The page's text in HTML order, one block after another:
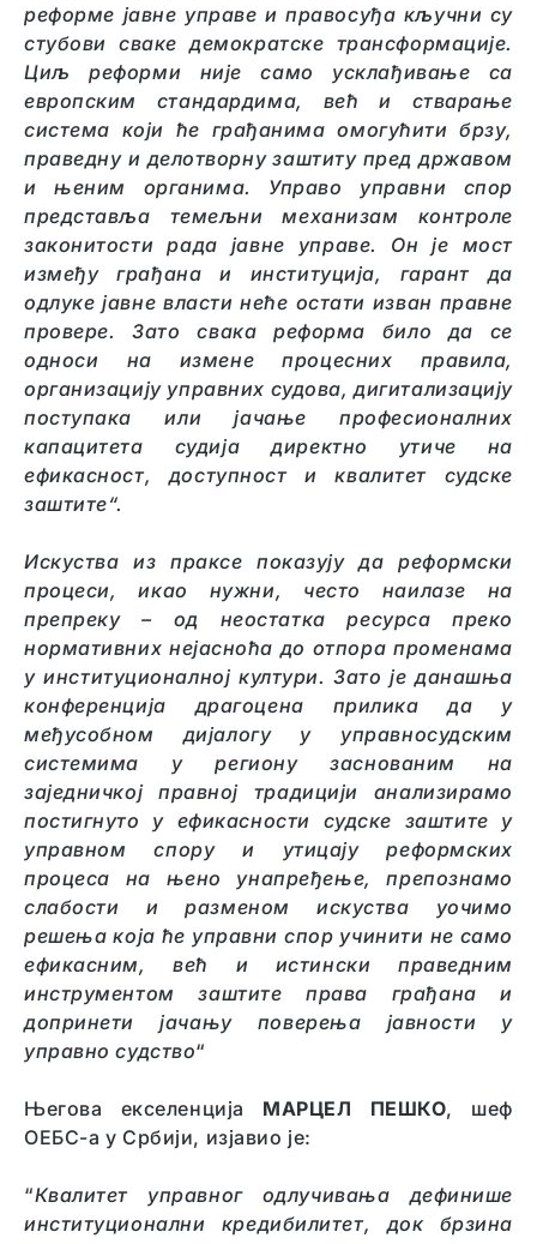
реформе јавне управе и правосуђа кључни су
стубови сваке демократске трансформације.
Циљ реформи није само усклађивање са
европским стандардима, већ и стварање
система који ће грађанима омогућити брзу,
праведну и делотворну заштиту пред државом
и њеним органима. Управо управни спор
представља темељни механизам контроле
законитости рада јавне управе. Он је мост
између грађана и институција, гарант да
одлуке јавне власти неће остати изван правне
провере. Зато свака реформа било да се
односи на измене процесних правила,
организацију управних судова, дигитализацију
поступака или јачање професионалних
капацитета судија директно утиче на
ефикасност, доступност и квалитет судске
заштите“.
Искуства из праксе показују да реформски
процеси, икао нужни, често наилазе на
препреку – од неостатка ресурса преко
нормативних нејасноћа до отпора променама
у институционалној култури. Зато је данашња
конференција драгоцена прилика да у
међусобном дијалогу у управносудским
системима у региону заснованим на
заједничкој правној традицији анализирамо
постигнуто у ефикасности судске заштите у
управном спору и утицају реформских
процеса на њено унапређење, препознамо
слабости и разменом искуства уочимо
решења која ће управни спор учинити не само
ефикасним, већ и истински праведним
инструментом заштите права грађана и
допринети јачању поверења јавности у
управно судство“
Његова екселенција МАРЦЕЛ ПЕШКО, шеф
ОЕБС-а у Србији, изјавио је:
“Квалитет управног одлучивања дефинише
институционални кредибилитет, док брзина